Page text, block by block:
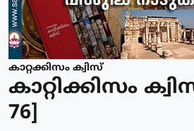
കാറ്റക്കിസം ക്വിസ്
കാറ്റിക്കിസം
76]